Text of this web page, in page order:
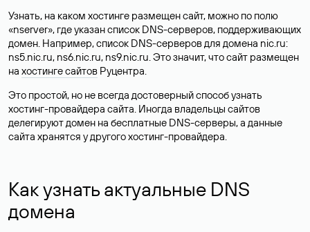
Узнать, на каком хостинге размещен сайт, можно по полю
«nserver», где указан список DNS-серверов, поддерживающих
домен. Например, список DNS-серверов для домена nic.ru:
ns5.nic.ru, ns6.nic.ru, ns9.nic.ru. Это значит, что сайт размещен
на хостинге сайтов Руцентра.
Это простой, но не всегда достоверный способ узнать
хостинг-провайдера сайта. Иногда владельцы сайтов
делегируют домен на бесплатные DNS-серверы, а данные
сайта хранятся у другого хостинг-провайдера.
Как узнать актуальные DNS
домена